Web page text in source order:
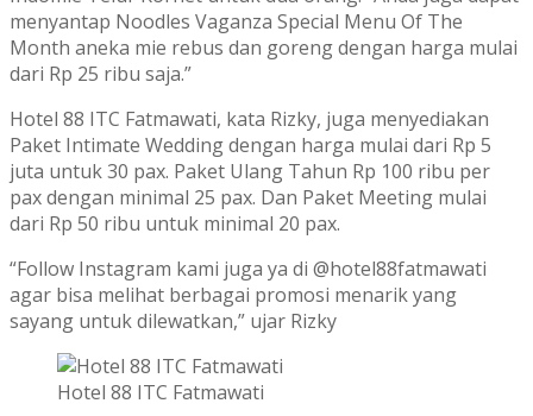
menyantap Noodles Vaganza Special Menu Of The
Month aneka mie rebus dan goreng dengan harga mulai
dari Rp 25 ribu saja.”
Hotel 88 ITC Fatmawati, kata Rizky, juga menyediakan
Paket Intimate Wedding dengan harga mulai dari Rp 5
juta untuk 30 pax. Paket Ulang Tahun Rp 100 ribu per
pax dengan minimal 25 pax. Dan Paket Meeting mulai
dari Rp 50 ribu untuk minimal 20 pax.
“Follow Instagram kami juga ya di @hotel88fatmawati
agar bisa melihat berbagai promosi menarik yang
sayang untuk dilewatkan,” ujar Rizky
Hotel 88 ITC Fatmawati